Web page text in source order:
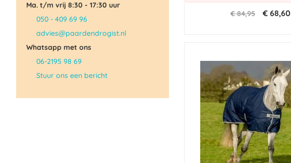
€ 84,95 € 68,60
Ma. t/m vrij 8:30 - 17:30 uur
050 - 409 69 96
advies@paardendrogist.nl
Whatsapp met ons
06-2195 98 69
Stuur ons een bericht